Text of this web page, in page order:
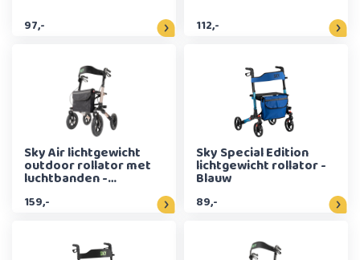
97,- 112,-
Sky Air lichtgewicht
outdoor rollator met
luchtbanden -
159,-
Sky Special Edition
lichtgewicht rollator -
Blauw
89,-